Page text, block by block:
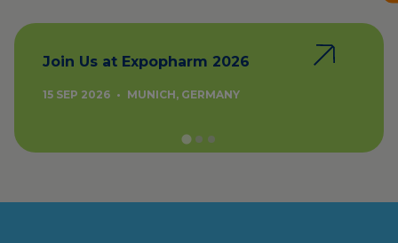
Join Us at Expopharm 2026
15 SEP 2026 • MUNICH, GERMANY